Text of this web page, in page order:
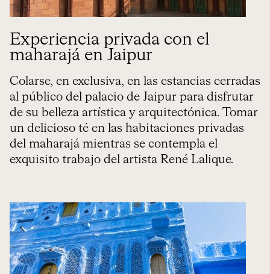
Experiencia privada con el
maharajá en Jaipur
Colarse, en exclusiva, en las estancias cerradas
al público del palacio de Jaipur para disfrutar
de su belleza artística y arquitectónica. Tomar
un delicioso té en las habitaciones privadas
del maharajá mientras se contempla el
exquisito trabajo del artista René Lalique.